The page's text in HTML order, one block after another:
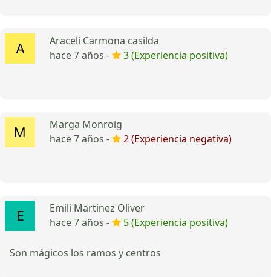
Araceli Carmona casilda
hace 7 años -
3 (Experiencia positiva)
Marga Monroig
hace 7 años -
2 (Experiencia negativa)
Emili Martinez Oliver
hace 7 años -
5 (Experiencia positiva)
Son mágicos los ramos y centros